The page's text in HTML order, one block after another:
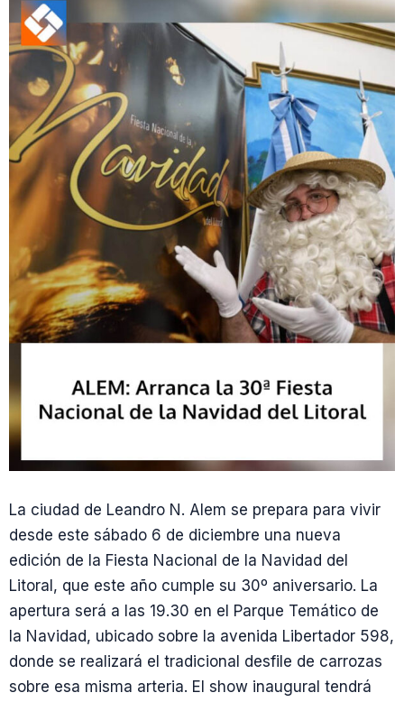
La ciudad de Leandro N. Alem se prepara para vivir
desde este sábado 6 de diciembre una nueva
edición de la Fiesta Nacional de la Navidad del
Litoral, que este año cumple su 30º aniversario. La
apertura será a las 19.30 en el Parque Temático de
la Navidad, ubicado sobre la avenida Libertador 598,
donde se realizará el tradicional desfile de carrozas
sobre esa misma arteria. El show inaugural tendrá